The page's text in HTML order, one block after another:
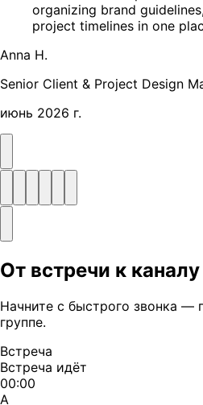
organizing brand
project timelines in one
Anna H.
Senior Client & Project Design
июнь 2026 г.
От встречи к каналу
Начните с быстрого звонка —
группе.
Встреча
Встреча идёт
00:00
A